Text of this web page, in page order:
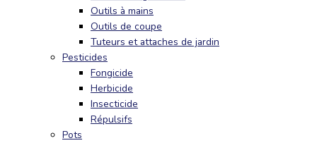
Outils à mains
Outils de coupe
Tuteurs et attaches de jardin
Pesticides
Fongicide
Herbicide
Insecticide
Répulsifs
Pots